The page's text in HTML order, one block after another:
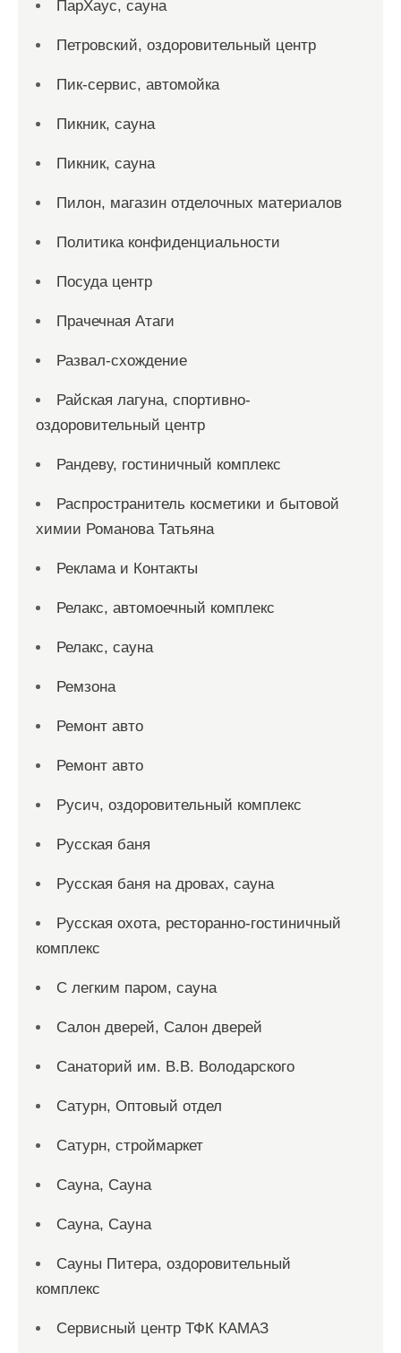
ПарХаус, сауна
Петровский, оздоровительный центр
Пик-сервис, автомойка
Пикник, сауна
Пикник, сауна
Пилон, магазин отделочных материалов
Политика конфиденциальности
Посуда центр
Прачечная Атаги
Развал-схождение
Райская лагуна, спортивно-
оздоровительный центр
Рандеву, гостиничный комплекс
Распространитель косметики и бытовой
химии Романова Татьяна
Реклама и Контакты
Релакс, автомоечный комплекс
Релакс, сауна
Ремзона
Ремонт авто
Ремонт авто
Русич, оздоровительный комплекс
Русская баня
Русская баня на дровах, сауна
Русская охота, ресторанно-гостиничный
комплекс
С легким паром, сауна
Салон дверей, Салон дверей
Санаторий им. В.В. Володарского
Сатурн, Оптовый отдел
Сатурн, строймаркет
Сауна, Сауна
Сауна, Сауна
Сауны Питера, оздоровительный
комплекс
Сервисный центр ТФК КАМАЗ